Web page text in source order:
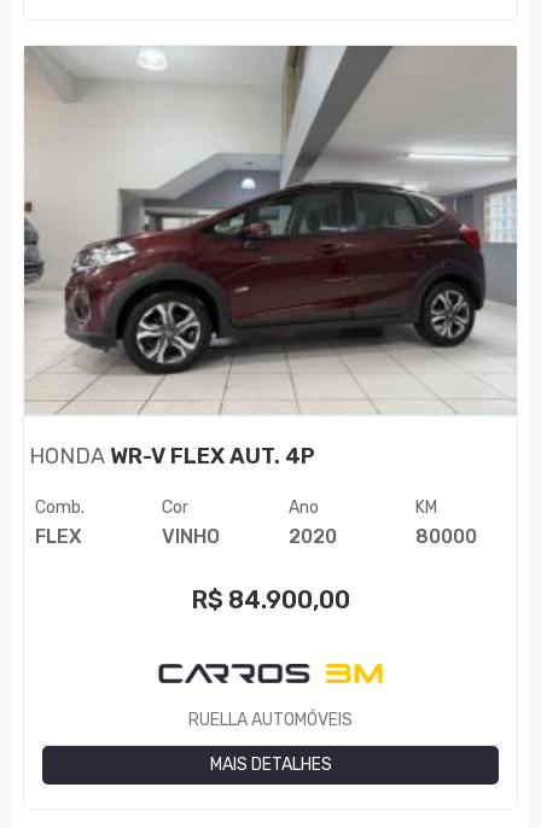
HONDA WR-V FLEX AUT. 4P
Comb.
FLEX
Cor
VINHO
Ano
2020
KM
80000
R$ 84.900,00
RUELLA AUTOMÓVEIS
MAIS DETALHES